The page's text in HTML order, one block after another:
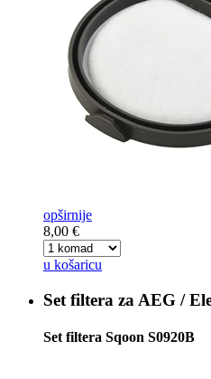
opširnije
8,00 €
u košaricu
Set filtera za AEG /
Set filtera Sqoon S0920B